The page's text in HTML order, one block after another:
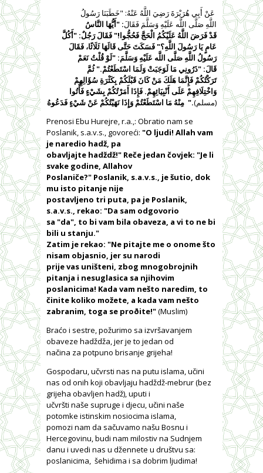
عَنْ أَبِي هُرَيْرَةَ رَضِيَ اللَّهُ عَنْهُ: "خَطَبَنَا رَسُولُ
اللَّهِ صَلَّى اللَّه عَلَيْهِ وَسَلَّمَ فَقَالَ: "أَيُّهَا النَّاسُ
قَدْ فَرَضَ اللَّهُ عَلَيْكُمُ الْحَجَّ فَحُجُّوا!" فَقَالَ رَجُلٌ: "أَكُلَّ
عَامٍ يَا رَسُولَ اللَّهِ؟" فَسَكَتَ حَتَّى قَالَهَا ثَلَاثًا، فَقَالَ
رَسُولُ اللَّهِ صَلَّى اللَّه عَلَيْهِ وَسَلَّمَ: "لَوْ قُلْتُ نَعَمْ
لَوَجَبَتْ وَلَمَا اسْتَطَعْتُمْ." ثُمَّ قَالَ: "ذَرُونِي مَا
تَرَكْتُكُمْ فَإِنَّمَا هَلَكَ مَنْ كَانَ قَبْلَكُمْ بِكَثْرَةِ سُؤَالِهِمْ
وَاخْتِلَافِهِمْ عَلَى أَنْبِيَائِهِمْ. فَإِذَا أَمَرْتُكُمْ بِشَيْءٍ فَأْتُوا
مِنْهُ مَا اسْتَطَعْتُمْ وَإِذَا نَهَيْتُكُمْ عَنْ شَيْءٍ فَدَعُوهُ ."(مسلم)
Prenosi Ebu Hurejre, r.a.,: Obratio nam se
Poslanik, s.a.v.s., govoreći: "O ljudi! Allah vam
je naredio hadž, pa
obavljajte hadždž!" Reče jedan čovjek: "Je li
svake godine, Allahov
Poslaniče?" Poslanik, s.a.v.s., je šutio, dok
mu isto pitanje nije
postavljeno tri puta, pa je Poslanik,
s.a.v.s., rekao: "Da sam odgovorio
sa "da", to bi vam bila obaveza, a vi to ne bi
bili u stanju."
Zatim je rekao: "Ne pitajte me o onome što
nisam objasnio, jer su narodi
prije vas uništeni, zbog mnogobrojnih
pitanja i nesuglasica sa njihovim
poslanicima! Kada vam nešto naredim, to
činite koliko možete, a kada vam nešto
zabranim, toga se proðite!"(Muslim)
Braćo i sestre, požurimo sa izvršavanjem
obaveze hadždža, jer je to jedan od
načina za potpuno brisanje grijeha!
Gospodaru, učvrsti nas na putu islama, učini
nas od onih koji obavljaju hadždž-mebrur (bez
grijeha obavljen hadž), uputi i
učvršti naše supruge i djecu, učini naše
potomke istinskim nosiocima islama,
pomozi nam da sačuvamo našu Bosnu i
Hercegovinu, budi nam milostiv na Sudnjem
danu i uvedi nas u džennete u društvu sa:
poslanicima, šehidima i sa dobrim ljudima!